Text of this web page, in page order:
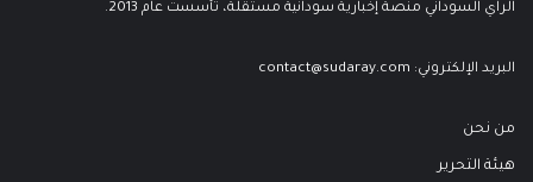
الراي السوداني منصة إخبارية سودانية مستقلة، تأسست عام 2013.
البريد الإلكتروني: contact@sudaray.com
من نحن
هيئة التحرير